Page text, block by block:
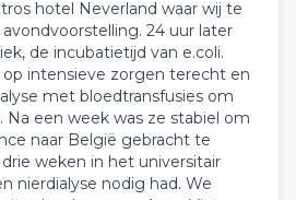
hotel Neverland waar wij te
24 uur later
de incubatietijd van e.coli.
intensieve zorgen terecht en
met bloedtransfusies om
Na een week was ze stabiel om
naar België gebracht te
weken in het universitair
nierdialyse nodig had. We